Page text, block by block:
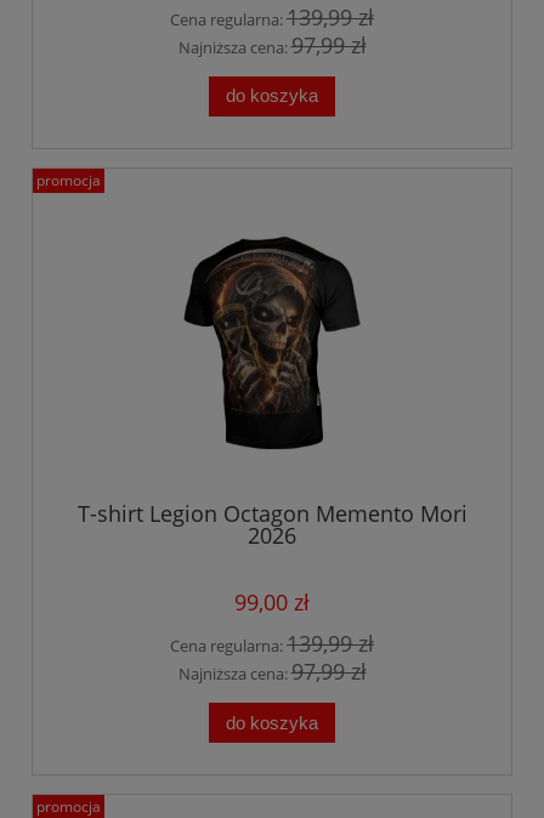
Cena regularna:139,99 zł
Najniższa cena:97,99 zł
do koszyka
T-shirt Legion Octagon Memento Mori
2026
99,00 zł
Cena regularna:139,99 zł
Najniższa cena:97,99 zł
do koszyka
promocja
promocja